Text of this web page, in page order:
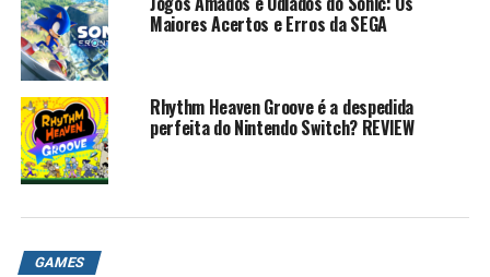
Sonic the Hedgehog tentando pegar as Esmeralda do
Caos e transformando todos os animais em robôs. Ele é
um gênio auto-proclamado, contudo ele pode ser
considerado como um, pois tem um QI de 300.
Dr. Eggman Nega
Eggman do mundo alternativo de Blazer, é tão cruel e
peverso quanto o Eggman da Terra.
Mephiles the Dark
Maiores Acertos e Erros da SEGA
Rhythm Heaven Groove é a despedida
perfeita do Nintendo Switch? REVIEW
GAMES